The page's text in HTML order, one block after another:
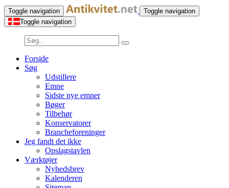
Toggle navigation
Toggle navigation
Toggle navigation
Forside
Søg
Udstillere
Emne
Sidste nye emner
Bøger
Tilbehør
Konservatorer
Brancheforeninger
Jeg fandt det ikke
Opslagstavlen
Værktøjer
Nyhedsbrev
Kalenderen